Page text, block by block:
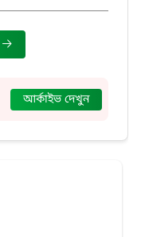
আর্কাইভ দেখুন